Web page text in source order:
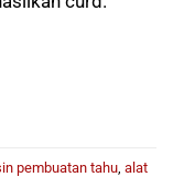
pembuatan tahu alat